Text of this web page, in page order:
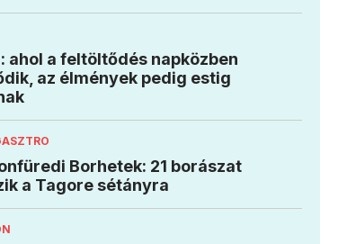
ahol a feltöltődés napközben
az élmények pedig estig
Borhetek: 21 borászat
a Tagore sétányra